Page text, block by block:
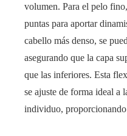
volumen. Para el pelo
puntas para aportar
cabello más denso, se
asegurando que la capa
que las inferiores. Esta
se ajuste de forma ideal a
individuo,